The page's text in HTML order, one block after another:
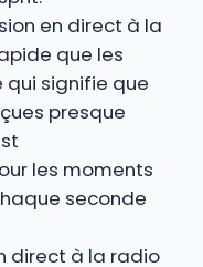
en direct à la
que les
qui signifie que
presque
les moments
seconde
direct à la radio